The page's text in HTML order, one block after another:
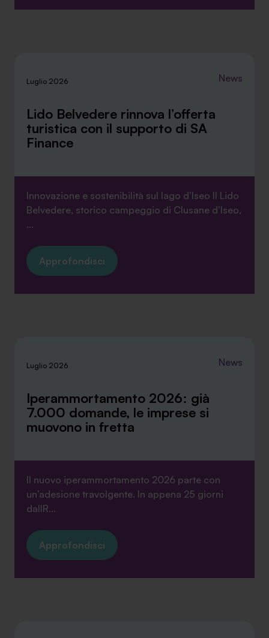
ti invitiamo a consultare le "Informazioni sui Cookie" qui
Luglio 2026 News
Lido Belvedere rinnova l’offerta
turistica con il supporto di SA
Finance
Innovazione e sostenibilità sul lago d’Iseo Il Lido
Belvedere, storico campeggio di Clusane d’Iseo,
...
Approfondisci
Luglio 2026 News
Iperammortamento 2026: già
7.000 domande, le imprese si
muovono in fretta
Il nuovo iperammortamento 2026 parte con
un’adesione travolgente. In appena 25 giorni
dallR...
Approfondisci